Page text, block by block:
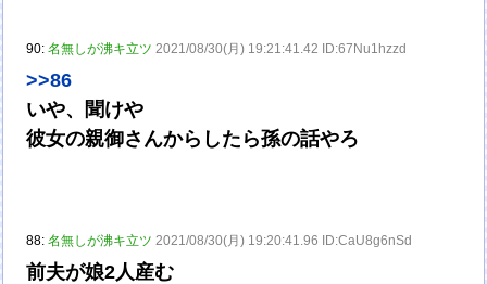
90:名無しが沸キ立ツ 2021/08/30(月) 19:21:41.42 ID:67Nu1hzzd
>>86
いや、聞けや
彼女の親御さんからしたら孫の話やろ
88:名無しが沸キ立ツ 2021/08/30(月) 19:20:41.96 ID:CaU8g6nSd
前夫が娘2人産む